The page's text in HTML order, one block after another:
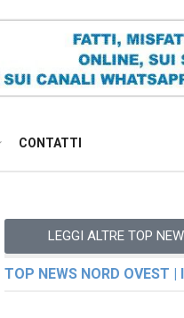
CONTATTI
LEGGI ALTRE TOP
TOP NEWS NORD OVEST |